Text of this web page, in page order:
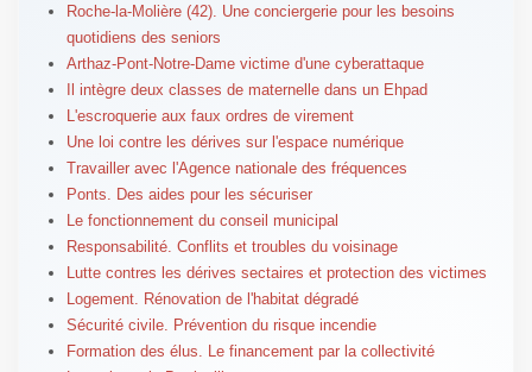
Roche-la-Molière (42). Une conciergerie pour les besoins
quotidiens des seniors
Arthaz-Pont-Notre-Dame victime d'une cyberattaque
Il intègre deux classes de maternelle dans un Ehpad
L'escroquerie aux faux ordres de virement
Une loi contre les dérives sur l'espace numérique
Travailler avec l'Agence nationale des fréquences
Ponts. Des aides pour les sécuriser
Le fonctionnement du conseil municipal
Responsabilité. Conflits et troubles du voisinage
Lutte contres les dérives sectaires et protection des victimes
Logement. Rénovation de l'habitat dégradé
Sécurité civile. Prévention du risque incendie
Formation des élus. Le financement par la collectivité